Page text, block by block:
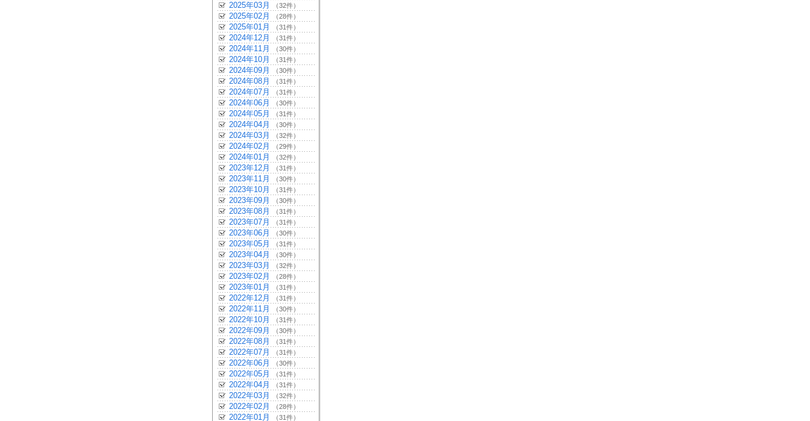
2025年03月 （32件）
2025年02月 （28件）
2025年01月 （31件）
2024年12月 （31件）
2024年11月 （30件）
2024年10月 （31件）
2024年09月 （30件）
2024年08月 （31件）
2024年07月 （31件）
2024年06月 （30件）
2024年05月 （31件）
2024年04月 （30件）
2024年03月 （32件）
2024年02月 （29件）
2024年01月 （32件）
2023年12月 （31件）
2023年11月 （30件）
2023年10月 （31件）
2023年09月 （30件）
2023年08月 （31件）
2023年07月 （31件）
2023年06月 （30件）
2023年05月 （31件）
2023年04月 （30件）
2023年03月 （32件）
2023年02月 （28件）
2023年01月 （31件）
2022年12月 （31件）
2022年11月 （30件）
2022年10月 （31件）
2022年09月 （30件）
2022年08月 （31件）
2022年07月 （31件）
2022年06月 （30件）
2022年05月 （31件）
2022年04月 （31件）
2022年03月 （32件）
2022年02月 （28件）
2022年01月 （31件）